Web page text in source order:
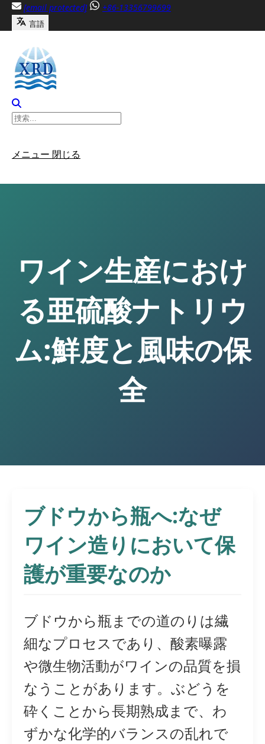
へ
[email protected] +86-13356799699
言語
メニュー 閉じる
ワイン生産におけ
る亜硫酸ナトリウ
ム:鮮度と風味の保
全
ブドウから瓶へ:なぜ
ワイン造りにおいて保
護が重要なのか
ブドウから瓶までの道のりは繊
細なプロセスであり、酸素曝露
や微生物活動がワインの品質を損
なうことがあります。ぶどうを
砕くことから長期熟成まで、わ
ずかな化学的バランスの乱れで